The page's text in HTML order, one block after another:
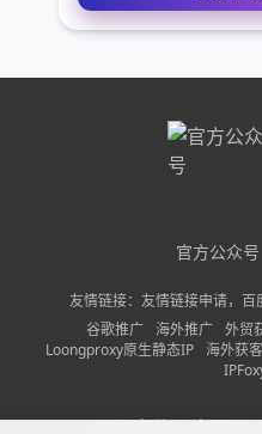
公司名称
官方公众号
友情链接：友情链接申请，
谷歌推广
海外推广 外贸
Loongproxy原生静态IP 海外获
公司名称：中巨量